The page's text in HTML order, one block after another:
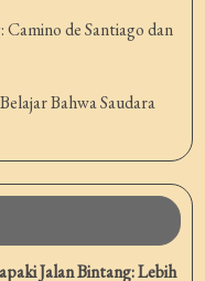
de Santiago dan
Bahwa Saudara
Jalan Bintang: Lebih